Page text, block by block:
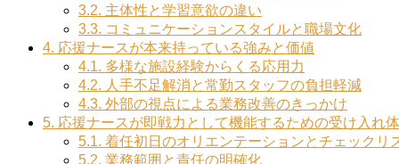
3.2. 主体性と学習意欲の違い
3.3. コミュニケーションスタイルと職場文化
4. 応援ナースが本来持っている強みと価値
4.1. 多様な施設経験からくる応用力
4.2. 人手不足解消と常勤スタッフの負担軽減
4.3. 外部の視点による業務改善のきっかけ
5. 応援ナースが即戦力として機能するための受け入れ
5.1. 着任初日のオリエンテーションとチェックリ
5.2. 業務範囲と責任の明確化